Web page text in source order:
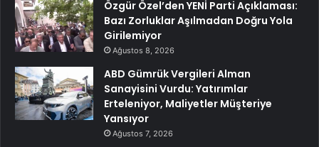
Özgür Özel’den YENİ Parti Açıklaması:
Bazı Zorluklar Aşılmadan Doğru Yola
Girilemiyor
Ağustos 8, 2026
ABD Gümrük Vergileri Alman
Sanayisini Vurdu: Yatırımlar
Erteleniyor, Maliyetler Müşteriye
Yansıyor
Ağustos 7, 2026